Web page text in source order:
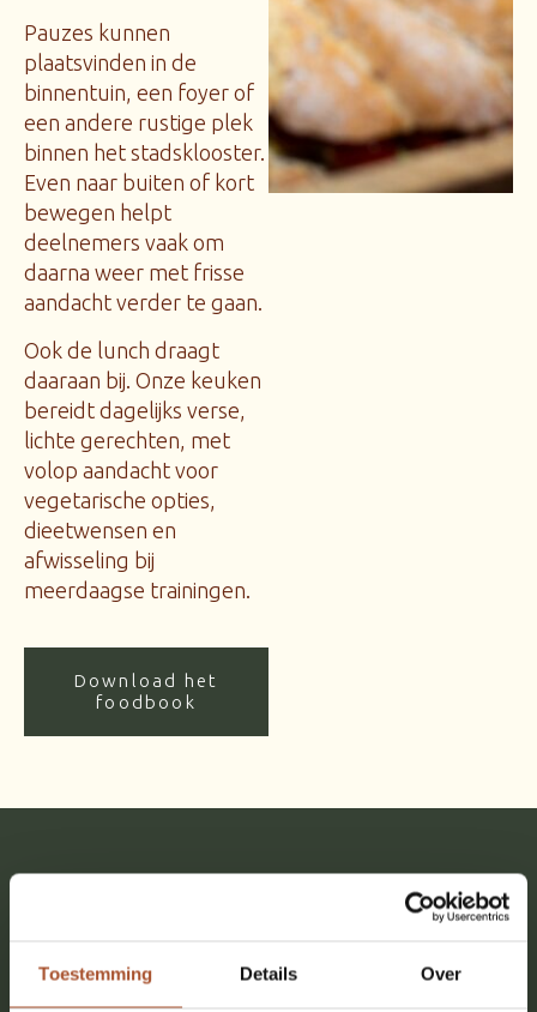
Toestemming Details Over
Pauzes kunnen
plaatsvinden in de
binnentuin, een foyer of
een andere rustige plek
binnen het stadsklooster.
Even naar buiten of kort
bewegen helpt
deelnemers vaak om
daarna weer met frisse
aandacht verder te gaan.
Ook de lunch draagt
daaraan bij. Onze keuken
bereidt dagelijks verse,
lichte gerechten, met
volop aandacht voor
vegetarische opties,
dieetwensen en
afwisseling bij
meerdaagse trainingen.
Download het
foodbook
meerdaagse trainingen